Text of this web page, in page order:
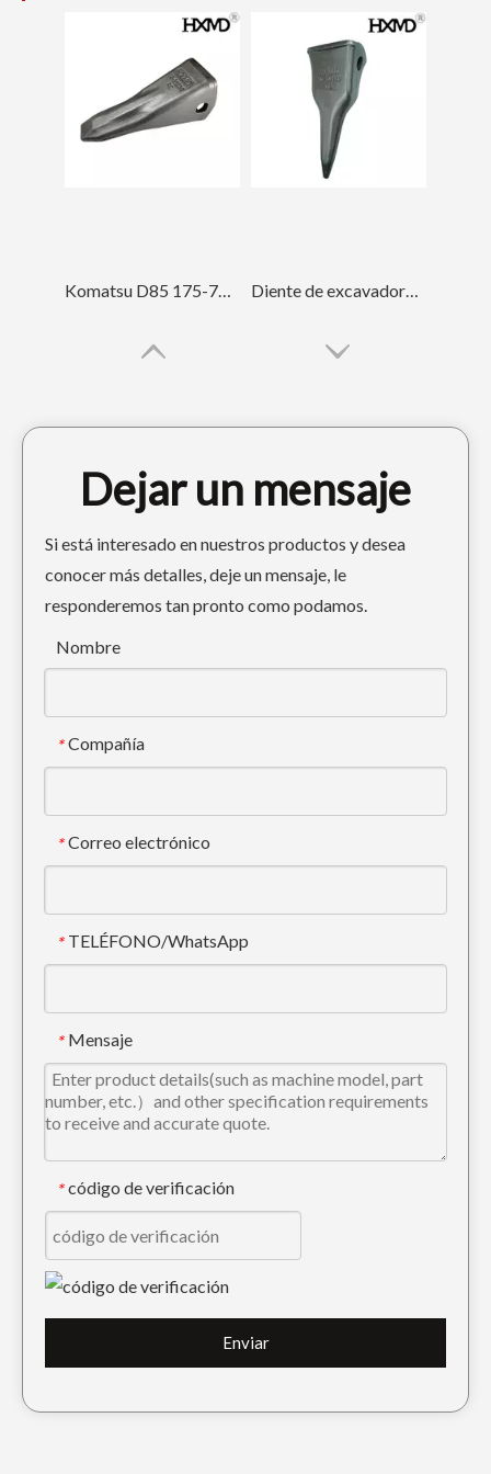
Komatsu D85 175-78-31230 Bulldozer Dientes de cucharón forjado Diente de excavadora Komatsu PC400 Tiger para ingeniería 208-70-14152TL
Diente de cubo forjado para excavadora Komatsu PC400 208-70-14152RC
Dientes del cubo del excavador del tigre de KOMATSU PC300 para dirigir 207-70-14151TL
Dejar un mensaje
Si está interesado en nuestros productos y desea
conocer más detalles, deje un mensaje, le
responderemos tan pronto como podamos.
Nombre
* Compañía
* Correo electrónico
* TELÉFONO/WhatsApp
* Mensaje
* código de verificación
Enviar